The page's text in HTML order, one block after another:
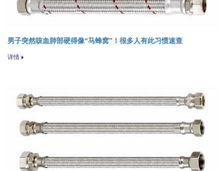
男子突然咳血肺部硬得像“马蜂窝”！很多人有此习惯速查
详情